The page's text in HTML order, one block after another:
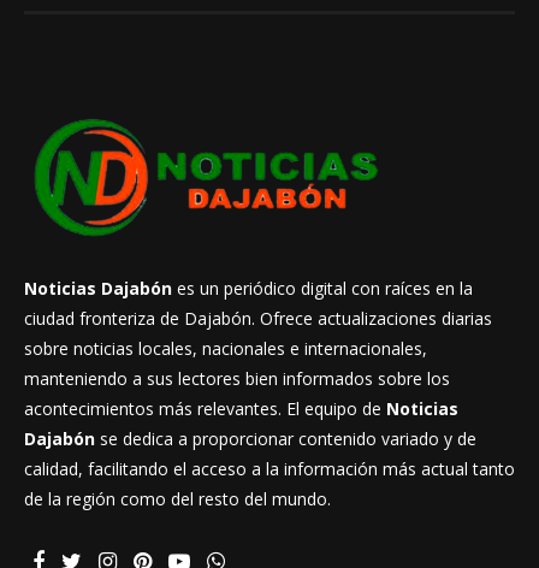
Noticias Dajabón es un periódico digital con raíces en la
ciudad fronteriza de Dajabón. Ofrece actualizaciones diarias
sobre noticias locales, nacionales e internacionales,
manteniendo a sus lectores bien informados sobre los
acontecimientos más relevantes. El equipo de Noticias
Dajabón se dedica a proporcionar contenido variado y de
calidad, facilitando el acceso a la información más actual tanto
de la región como del resto del mundo.